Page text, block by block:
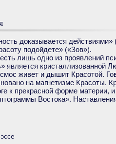
доказывается действиями»
подойдете» («Зов»).
лишь одно из проявлений
является кристаллизованной
живет и дышит Красотой.
на магнетизме Красоты.
к прекрасной форме
Востока».